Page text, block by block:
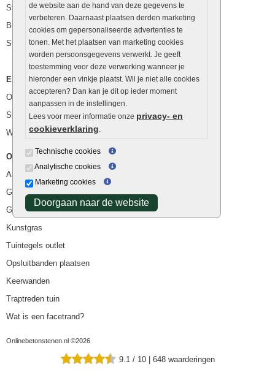
de website aan de hand van deze gegevens te
verbeteren. Daarnaast plaatsen derden marketing
cookies om gepersonaliseerde advertenties te
tonen. Met het plaatsen van marketing cookies
worden persoonsgegevens verwerkt. Je geeft
toestemming voor deze verwerking wanneer je
hieronder een vinkje plaatst. Wil je niet alle cookies
accepteren? Dan kan je dit op ieder moment
aanpassen in de instellingen.
Lees voor meer informatie onze privacy- en
cookieverklaring.
Technische cookies
Analytische cookies
Marketing cookies
Doorgaan naar de website
Stapelblokken
Betonblokken
Stapelstenen
Extra benodigdheden
Ophoogzand
Siergrind en siersplit
Waterafvoer
Overig
Aanbiedingen
Goedkope bestrating
Goedkope tuintegels
Kunstgras
Tuintegels outlet
Opsluitbanden plaatsen
Keerwanden
Traptreden tuin
Wat is een facetrand?
Onlinebetonstenen.nl ©2026
9.1 / 10 | 648 waarderingen